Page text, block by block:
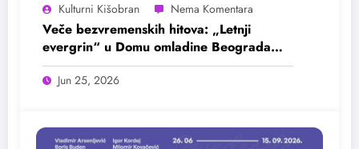
Kulturni Kišobran
Veče bezvremenskih hitova: „Letnji
evergrin“ u Domu omladine Beograda
25. juna
Jun 25, 2026